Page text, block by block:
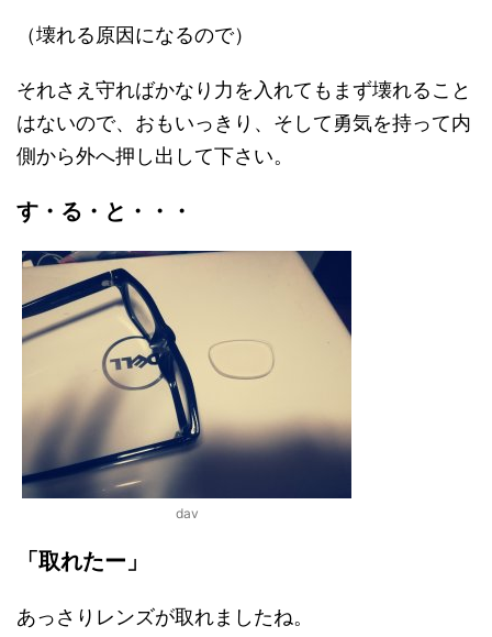
（壊れる原因になるので）
それさえ守ればかなり力を入れてもまず壊れること
はないので、おもいっきり、そして勇気を持って内
側から外へ押し出して下さい。
す・る・と・・・
dav
「取れたー」
あっさりレンズが取れましたね。